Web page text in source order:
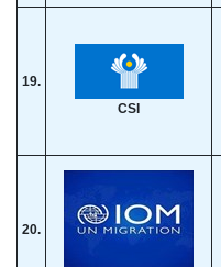
19.
CSI
20.